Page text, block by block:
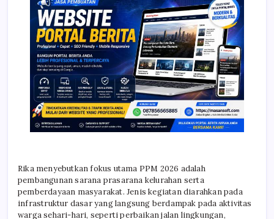
Rika menyebutkan fokus utama PPM 2026 adalah
pembangunan sarana prasarana kelurahan serta
pemberdayaan masyarakat. Jenis kegiatan diarahkan pada
infrastruktur dasar yang langsung berdampak pada aktivitas
warga sehari-hari, seperti perbaikan jalan lingkungan,